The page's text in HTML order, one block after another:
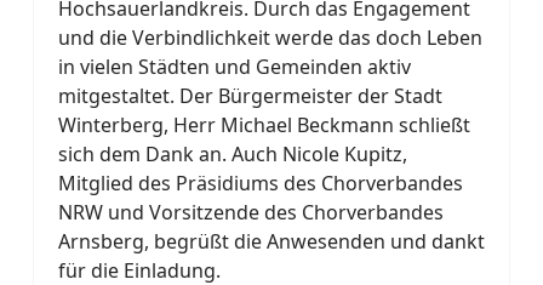
Hochsauerlandkreis. Durch das Engagement
und die Verbindlichkeit werde das doch Leben
in vielen Städten und Gemeinden aktiv
mitgestaltet. Der Bürgermeister der Stadt
Winterberg, Herr Michael Beckmann schließt
sich dem Dank an. Auch Nicole Kupitz,
Mitglied des Präsidiums des Chorverbandes
NRW und Vorsitzende des Chorverbandes
Arnsberg, begrüßt die Anwesenden und dankt
für die Einladung.